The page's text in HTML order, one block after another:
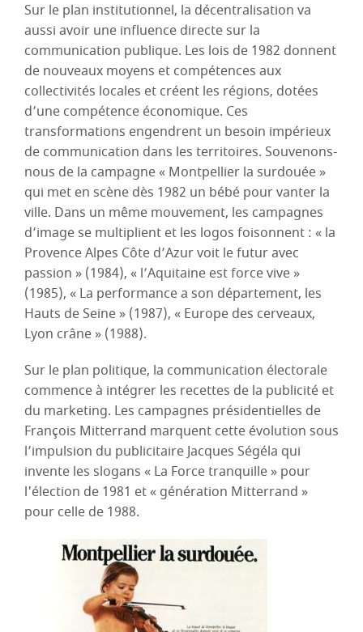
Sur le plan institutionnel, la décentralisation va
aussi avoir une influence directe sur la
communication publique. Les lois de 1982 donnent
de nouveaux moyens et compétences aux
collectivités locales et créent les régions, dotées
d’une compétence économique. Ces
transformations engendrent un besoin impérieux
de communication dans les territoires. Souvenons-
nous de la campagne « Montpellier la surdouée »
qui met en scène dès 1982 un bébé pour vanter la
ville. Dans un même mouvement, les campagnes
d’image se multiplient et les logos foisonnent : « la
Provence Alpes Côte d’Azur voit le futur avec
passion » (1984), « l’Aquitaine est force vive »
(1985), « La performance a son département, les
Hauts de Seine » (1987), « Europe des cerveaux,
Lyon crâne » (1988).
Sur le plan politique, la communication électorale
commence à intégrer les recettes de la publicité et
du marketing. Les campagnes présidentielles de
François Mitterrand marquent cette évolution sous
l’impulsion du publicitaire Jacques Ségéla qui
invente les slogans « La Force tranquille » pour
l'élection de 1981 et « génération Mitterrand »
pour celle de 1988.